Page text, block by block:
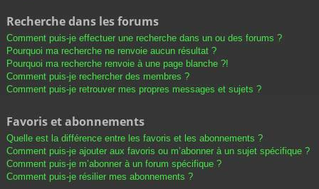
Recherche dans les forums
Comment puis-je effectuer une recherche dans un ou des forums ?
Pourquoi ma recherche ne renvoie aucun résultat ?
Pourquoi ma recherche renvoie à une page blanche ?!
Comment puis-je rechercher des membres ?
Comment puis-je retrouver mes propres messages et sujets ?
Favoris et abonnements
Quelle est la différence entre les favoris et les abonnements ?
Comment puis-je ajouter aux favoris ou m’abonner à un sujet spécifique ?
Comment puis-je m’abonner à un forum spécifique ?
Comment puis-je résilier mes abonnements ?